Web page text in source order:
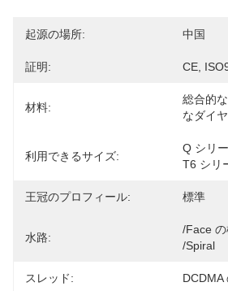
起源の場所: 中国
証明: CE,
材料:
総合的
なダイ
利用できるサイズ:
Q シリ
T6 シリ
王冠のプロフィール: 標準
水路:
/Face
/Spiral
スレッド: DCDMA